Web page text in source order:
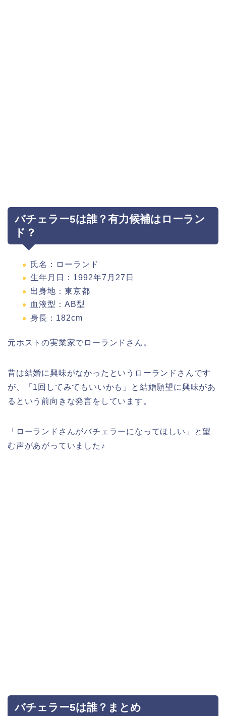
バチェラー5は誰？有力候補はローラン
ド？
氏名：ローランド
生年月日：1992年7月27日
出身地：東京都
血液型：AB型
身長：182cm
元ホストの実業家でローランドさん。
昔は結婚に興味がなかったというローランドさんです
が、「1回してみてもいいかも」と結婚願望に興味があ
るという前向きな発言をしています。
「ローランドさんがバチェラーになってほしい」と望
む声があがっていました♪
バチェラー5は誰？まとめ